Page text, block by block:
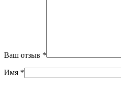
Ваш отзыв *
Имя *